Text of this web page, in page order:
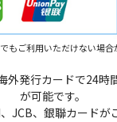
もご利用いただけない場合
外発行カードで24時
が可能です。
JCB、銀聯カードが